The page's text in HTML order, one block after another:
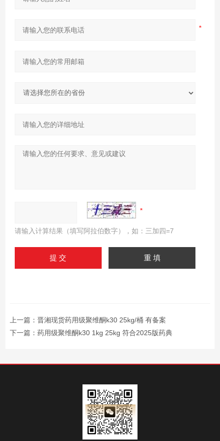
请输入计算结果（填写阿拉伯数字），如：三加四=7
上一篇： 晋湘现货药用级聚维酮k30 25kg/桶 有备案
下一篇： 药用级聚维酮k30 1kg 25kg 符合2025版药典